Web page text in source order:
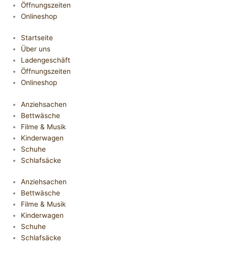
Öffnungszeiten
Onlineshop
Startseite
Über uns
Ladengeschäft
Öffnungszeiten
Onlineshop
Anziehsachen
Bettwäsche
Filme & Musik
Kinderwagen
Schuhe
Schlafsäcke
Anziehsachen
Bettwäsche
Filme & Musik
Kinderwagen
Schuhe
Schlafsäcke